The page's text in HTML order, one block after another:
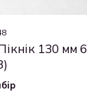
130 мм 6